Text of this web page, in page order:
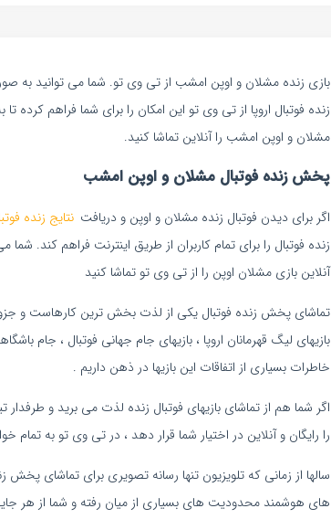
بازی زنده مشلان و اوپن امشب از تی وی تو. شما می توانید به
زنده فوتبال اروپا از تی وی تو این امکان را برای شما فراهم
مشلان و اوپن امشب را آنلاین تماشا کنید.
پخش زنده فوتبال مشلان و اوپن امشب
اگر برای دیدن فوتبال زنده مشلان و اوپن و دریافت نتایج زنده
زنده فوتبال را برای تمام کاربران از طریق اینترنت فراهم کند.
آنلاین بازی مشلان اوپن را از تی وی تو تماشا کنید
تماشای پخش زنده فوتبال یکی از لذت بخش ترین کارهاست و
بازیهای لیگ قهرمانان اروپا ، بازیهای جام جهانی فوتبال ، جام
خاطرات بسیاری از اتفاقات این بازیها در ذهن داریم .
اگر شما هم از تماشای بازیهای فوتبال زنده لذت می برید و
را رایگان و آنلاین در اختیار شما قرار دهد ، در تی وی تو به
سالها از زمانی که تلویزیون تنها رسانه تصویری برای تماشای
های هوشمند محدودیت های بسیاری از میان رفته و شما از هر